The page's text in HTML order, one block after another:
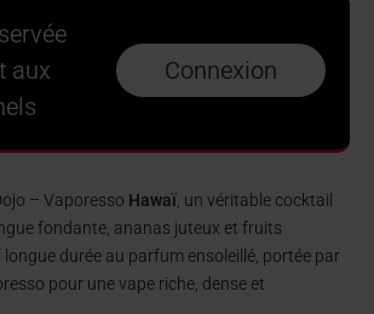
aux
Connexion
– Vaporesso Hawaï , un véritable cocktail
fondante, ananas juteux et fruits
durée au parfum ensoleillé, portée par
pour une vape riche, dense et